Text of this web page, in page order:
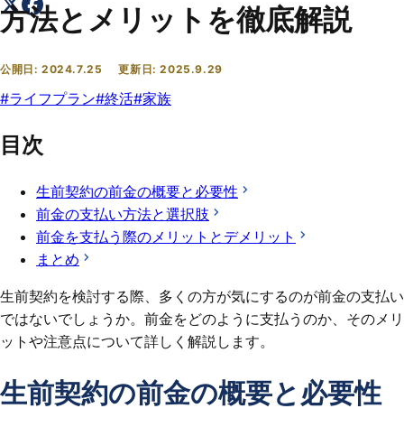
方法とメリットを徹底解説
公開日:2024.7.25 更新日:2025.9.29
#ライフプラン#終活#家族
目次
生前契約の前金の概要と必要性
前金の支払い方法と選択肢
前金を支払う際のメリットとデメリット
まとめ
生前契約を検討する際、多くの方が気にするのが前金の支払い
ではないでしょうか。前金をどのように支払うのか、そのメリ
ットや注意点について詳しく解説します。
生前契約の前金の概要と必要性